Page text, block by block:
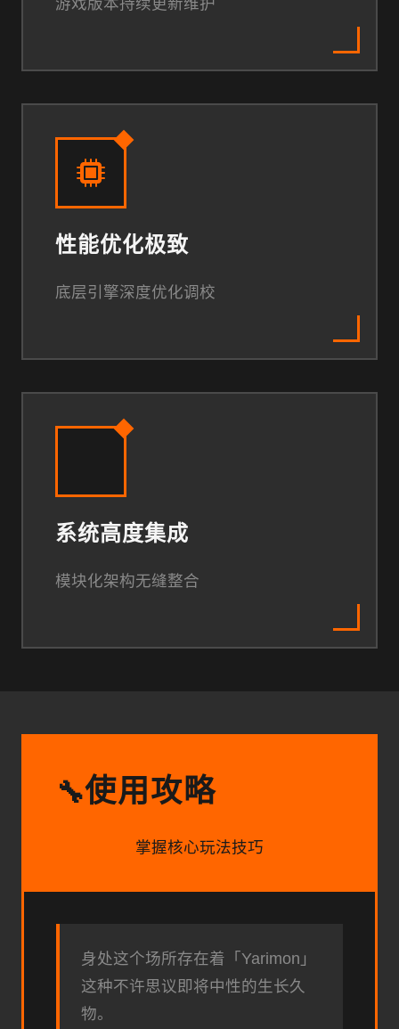
性能优化极致
底层引擎深度优化调校
系统高度集成
模块化架构无缝整合
🔧使用攻略
掌握核心玩法技巧
身处这个场所存在着「Yarimon」
这种不许思议即将中性的生长久
物。